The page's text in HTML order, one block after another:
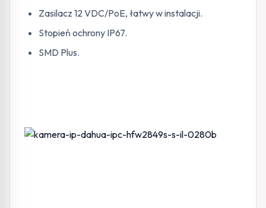
Zasilacz 12 VDC/PoE, łatwy w instalacji.
Stopień ochrony IP67.
SMD Plus.